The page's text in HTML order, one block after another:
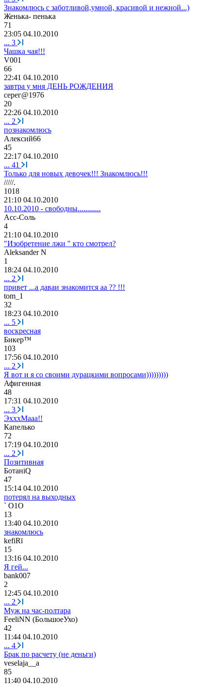
Знакомлюсь с заботливой,умной, красивой и нежной...)
Женька- пенька
71
23:05 04.10.2010
... 3
Чашка чая!!!
V001
66
22:41 04.10.2010
завтра у мня ДЕНЬ РОЖДЕНИЯ
серег@1976
20
22:26 04.10.2010
... 2
познакомлюсь
Алексий66
45
22:17 04.10.2010
... 41
Только для новых девочек!!! Знакомлюсь!!!
/////.
1018
21:10 04.10.2010
10.10.2010 - свободны............
Асс-Соль
4
21:10 04.10.2010
"Изобретение лжи " кто смотрел?
Aleksander N
1
18:24 04.10.2010
... 2
привет ...а даваи знакомится аа ?? !!!
tom_1
32
18:23 04.10.2010
... 5
воскресная
Бикер™
103
17:56 04.10.2010
... 2
Я вот и я со своими дурацкими вопросами)))))))))
Афигенная
48
17:31 04.10.2010
... 3
ЭхххМааа!!
Капелько
72
17:19 04.10.2010
... 2
Позитивная
БотанiQ
47
15:14 04.10.2010
потерял на выходных
` O1O
13
13:40 04.10.2010
знакомлюсь
kefiRї
15
13:16 04.10.2010
Я гей...
bank007
2
12:45 04.10.2010
... 2
Муж на час-полтара
FeeliNN (БольшоеУхо)
42
11:44 04.10.2010
... 4
Брак по расчету (не деньги)
veselaja__a
85
11:40 04.10.2010